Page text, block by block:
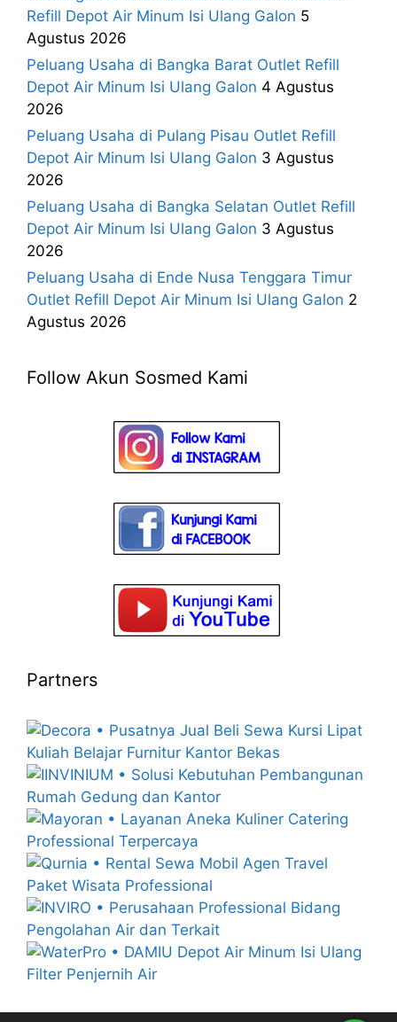
Refill Depot Air Minum Isi Ulang Galon 5
Agustus 2026
Peluang Usaha di Bangka Barat Outlet Refill
Depot Air Minum Isi Ulang Galon 4 Agustus
2026
Peluang Usaha di Pulang Pisau Outlet Refill
Depot Air Minum Isi Ulang Galon 3 Agustus
2026
Peluang Usaha di Bangka Selatan Outlet Refill
Depot Air Minum Isi Ulang Galon 3 Agustus
2026
Peluang Usaha di Ende Nusa Tenggara Timur
Outlet Refill Depot Air Minum Isi Ulang Galon 2
Agustus 2026
Follow Akun Sosmed Kami
Partners